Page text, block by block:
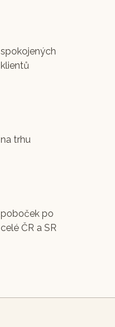
spokojených
klientů
na trhu
poboček po
celé ČR a SR